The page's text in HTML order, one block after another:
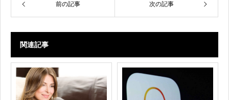
前の記事 次の記事
関連記事